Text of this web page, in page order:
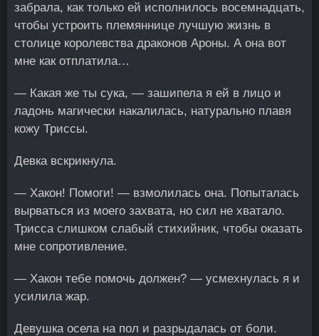
забрала, как только ей исполнилось восемнадцать,
чтобы устроить племяннице лучшую жизнь в
столице королевства драконов Ароны. А она вот
мне как отплатила…
— Какая же ты сука, — зашипела я ей в лицо и
ладонь магически накалилась, натурально плавя
кожу Триссы.
Девка вскрикнула.
— Хакон! Помоги! — взмолилась она. Попыталась
вырваться из моего захвата, но сил не хватало.
Трисса слишком слабый стихийник, чтобы оказать
мне сопротивление.
— Хакон тебе помочь должен? — усмехнулась я и
усилила жар.
Девушка осела на пол и разрыдалась от боли.